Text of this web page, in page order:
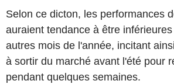
Selon ce dicton, les performances
auraient tendance à être
autres mois de l'année, incitant
à sortir du marché avant l'été pour
pendant quelques semaines.